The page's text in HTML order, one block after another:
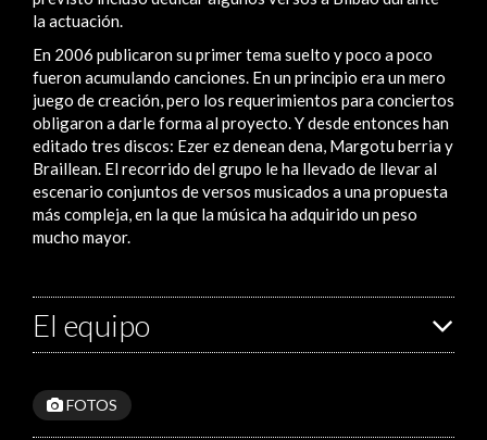
la actuación.
En 2006 publicaron su primer tema suelto y poco a poco
fueron acumulando canciones. En un principio era un mero
juego de creación, pero los requerimientos para conciertos
obligaron a darle forma al proyecto. Y desde entonces han
editado tres discos: Ezer ez denean dena, Margotu berria y
Braillean. El recorrido del grupo le ha llevado de llevar al
escenario conjuntos de versos musicados a una propuesta
más compleja, en la que la música ha adquirido un peso
mucho mayor.
El equipo
FOTOS